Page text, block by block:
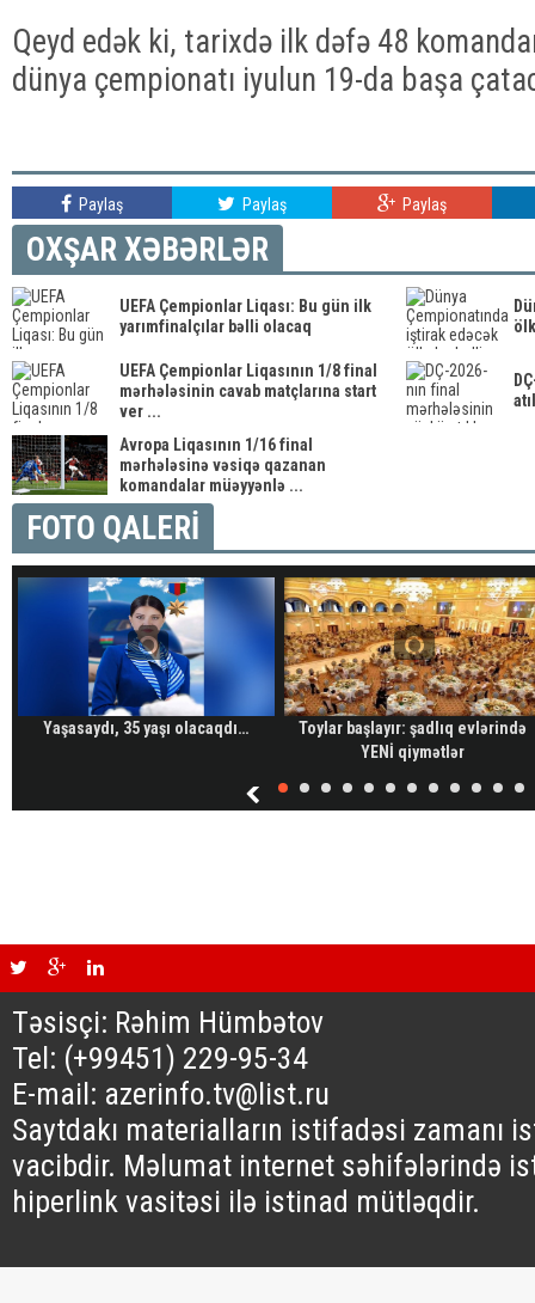
Qeyd edək ki, tarixdə ilk dəfə 48
dünya çempionatı iyulun 19-da başa
Paylaş Paylaş Paylaş
OXŞAR XƏBƏRLƏR
UEFA Çempionlar Liqası: Bu gün ilk
yarımfinalçılar bəlli olacaq
UEFA Çempionlar Liqasının 1/8 final
mərhələsinin cavab matçlarına start
ver ...
Avropa Liqasının 1/16 final
mərhələsinə vəsiqə qazanan
komandalar müəyyənlə ...
FOTO QALERİ
Yaşasaydı, 35 yaşı olacaqdı…
Toylar başlayır: şadlıq evlərində
YENİ qiymətlər
Təsisçi: Rəhim Hümbətov
Tel: (+99451) 229-95-34
E-mail: azerinfo.tv@list.ru
Saytdakı materialların istifadəsi zamanı
vacibdir. Məlumat internet səhifələrində
hiperlink vasitəsi ilə istinad mütləqdir.